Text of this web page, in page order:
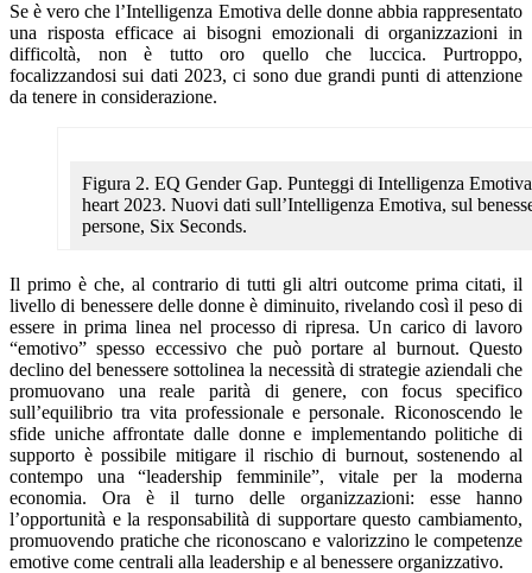
Se è vero che l’Intelligenza Emotiva delle donne abbia rappresentato
una risposta efficace ai bisogni emozionali di organizzazioni in
difficoltà, non è tutto oro quello che luccica. Purtroppo,
focalizzandosi sui dati 2023, ci sono due grandi punti di attenzione
da tenere in considerazione.
Figura 2. EQ Gender Gap. Punteggi di Intelligenza
heart 2023. Nuovi dati sull’Intelligenza Emotiva, sul
persone, Six Seconds.
Il primo è che, al contrario di tutti gli altri outcome prima citati, il
livello di benessere delle donne è diminuito, rivelando così il peso di
essere in prima linea nel processo di ripresa. Un carico di lavoro
“emotivo” spesso eccessivo che può portare al burnout. Questo
declino del benessere sottolinea la necessità di strategie aziendali che
promuovano una reale parità di genere, con focus specifico
sull’equilibrio tra vita professionale e personale. Riconoscendo le
sfide uniche affrontate dalle donne e implementando politiche di
supporto è possibile mitigare il rischio di burnout, sostenendo al
contempo una “leadership femminile”, vitale per la moderna
economia. Ora è il turno delle organizzazioni: esse hanno
l’opportunità e la responsabilità di supportare questo cambiamento,
promuovendo pratiche che riconoscano e valorizzino le competenze
emotive come centrali alla leadership e al benessere organizzativo.